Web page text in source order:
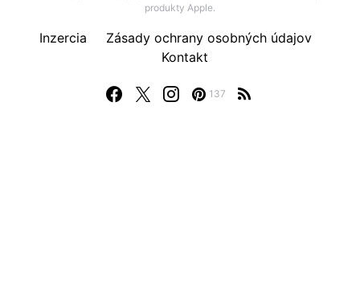
produkty Apple.
137
Inzercia
Zásady ochrany osobných údajov
Kontakt